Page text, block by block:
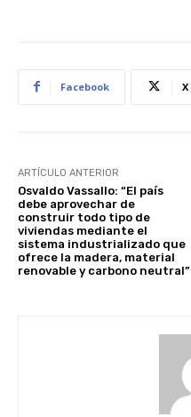
Facebook X
ARTÍCULO ANTERIOR
Osvaldo Vassallo: “El país
debe aprovechar de
construir todo tipo de
viviendas mediante el
sistema industrializado que
ofrece la madera, material
renovable y carbono neutral”